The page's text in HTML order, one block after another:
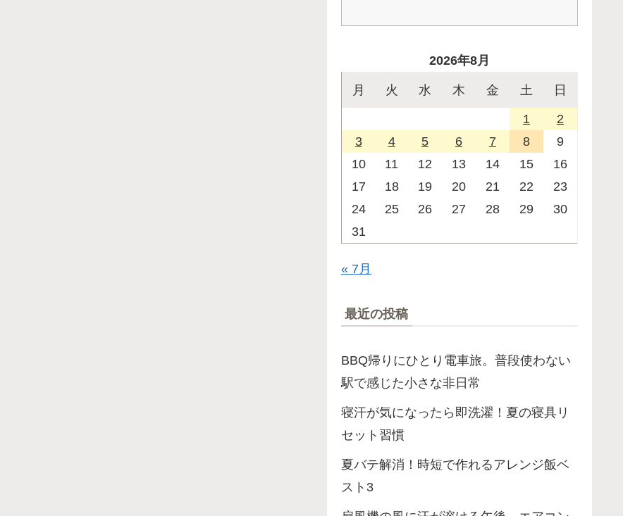
2026年8月
月 火 水 木 金 土 日
1
2
3
4 5 6 7 8
9
10
11 12 13 14 15
16
17
18 19 20 21 22
23
24
25 26 27 28 29
30
31
« 7月
最近の投稿
BBQ帰りにひとり電車旅。普段使わない
駅で感じた小さな非日常
寝汗が気になったら即洗濯！夏の寝具リ
セット習慣
夏バテ解消！時短で作れるアレンジ飯ベ
スト3